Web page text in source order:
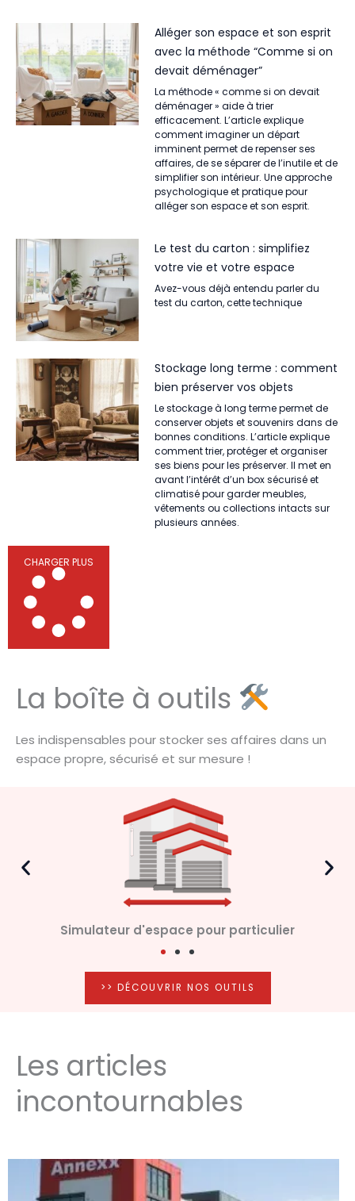
Alléger son espace et son esprit
avec la méthode “Comme si on
devait déménager”
La méthode « comme si on devait
déménager » aide à trier
efficacement. L’article explique
comment imaginer un départ
imminent permet de repenser ses
affaires, de se séparer de l’inutile et de
simplifier son intérieur. Une approche
psychologique et pratique pour
alléger son espace et son esprit.
Le test du carton : simplifiez
votre vie et votre espace
Avez-vous déjà entendu parler du
test du carton, cette technique
Stockage long terme : comment
bien préserver vos objets
Le stockage à long terme permet de
conserver objets et souvenirs dans de
bonnes conditions. L’article explique
comment trier, protéger et organiser
ses biens pour les préserver. Il met en
avant l’intérêt d’un box sécurisé et
climatisé pour garder meubles,
vêtements ou collections intacts sur
plusieurs années.
CHARGER PLUS
La boîte à outils
Les indispensables pour stocker ses affaires dans un
espace propre, sécurisé et sur mesure !
Simulateur d'espace pour particulier
>> DÉCOUVRIR NOS OUTILS
Les articles
incontournables